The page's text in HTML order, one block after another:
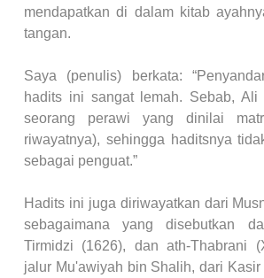
mendapatkan di dalam kitab
tangan.
Saya (penulis) berkata:
hadits ini sangat lemah. Sebab,
seorang perawi yang dinilai
riwayatnya), sehingga haditsnya
sebagai penguat.”
Hadits ini juga diriwayatkan dari
sebagaimana yang disebutkan
Tirmidzi (1626), dan ath-Thabrani
jalur Mu'awiyah bin Shalih, dari